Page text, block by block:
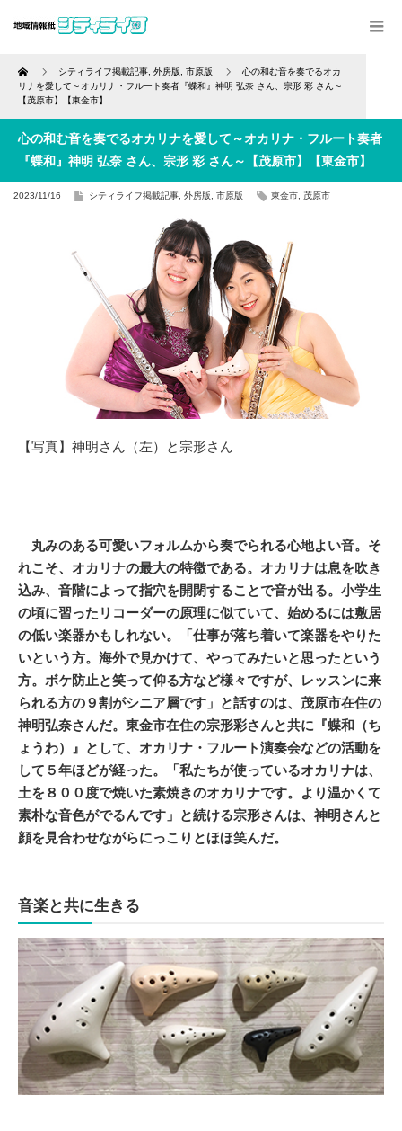
Home シティライフ掲載記事 外房版 市原版
心の和む音を奏でるオカ
リナを愛して～オカリナ・フルート奏者『蝶和』神明 弘奈 さん、宗形 彩 さん～
【茂原市】【東金市】
心の和む音を奏でるオカリナを愛して～オカリナ・フルート奏者
『蝶和』神明 弘奈 さん、宗形 彩 さん～【茂原市】【東金市】
2023/11/16 シティライフ掲載記事 外房版 市原版 東金市 茂原市
【写真】神明さん（左）と宗形さん
丸みのある可愛いフォルムから奏でられる心地よい音。そ
れこそ、オカリナの最大の特徴である。オカリナは息を吹き
込み、音階によって指穴を開閉することで音が出る。小学生
の頃に習ったリコーダーの原理に似ていて、始めるには敷居
の低い楽器かもしれない。「仕事が落ち着いて楽器をやりた
いという方。海外で見かけて、やってみたいと思ったという
方。ボケ防止と笑って仰る方など様々ですが、レッスンに来
られる方の９割がシニア層です」と話すのは、茂原市在住の
神明弘奈さんだ。東金市在住の宗形彩さんと共に『蝶和（ち
ょうわ）』として、オカリナ・フルート演奏会などの活動を
して５年ほどが経った。「私たちが使っているオカリナは、
土を８００度で焼いた素焼きのオカリナです。より温かくて
素朴な音色がでるんです」と続ける宗形さんは、神明さんと
顔を見合わせながらにっこりとほほ笑んだ。
音楽と共に生きる